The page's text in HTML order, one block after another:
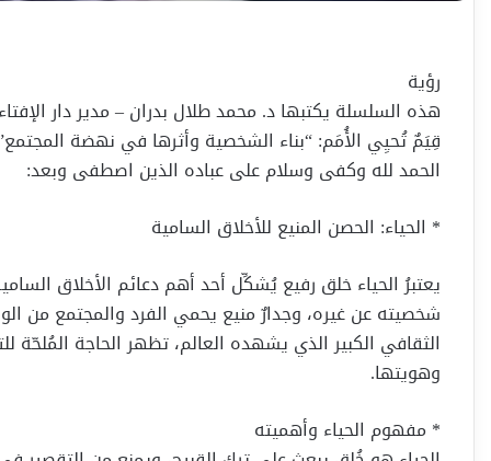
رؤية
هذه السلسلة يكتبها د. محمد طلال بدران – مدير دار
قِيَمٌ تُحيِي الأُمَم: “بناء الشخصية وأثرها في نهضة المجتمع”
الحمد لله وكفى وسلام على عباده الذين اصطفى وبعد:
* الحياء: الحصن المنيع للأخلاق السامية
يعتبرُ الحياء خلق رفيع يُشكِّل أحد أهم دعائم الأخلاق
شخصيته عن غيره، وجدارٌ منيع يحمي الفرد والمجتمع من
الثقافي الكبير الذي يشهده العالم، تظهر الحاجة المُلحّة
وهويتها.
* مفهوم الحياء وأهميته